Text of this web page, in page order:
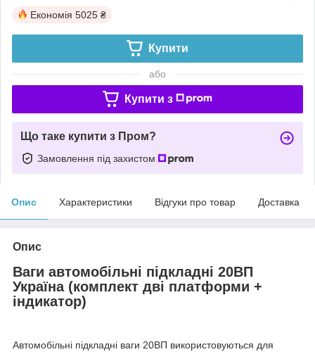
Економія 5025 ₴
Купити
або
Купити з
Що таке купити з Пром?
Замовлення під захистом
Опис Характеристики Відгуки про товар Доставка
Опис
Ваги автомобільні підкладні 20ВП
Україна (комплект дві платформи +
індикатор)
Автомобільні підкладні ваги 20ВП використовуються для